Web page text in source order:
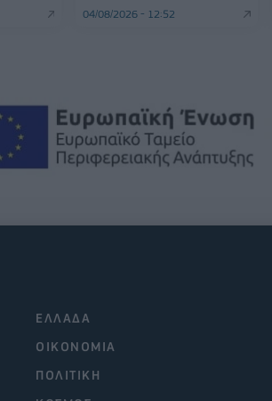
04/08/2026 - 12:52
ΕΛΛΑΔΑ
ΟΙΚΟΝΟΜΙΑ
ΠΟΛΙΤΙΚΗ